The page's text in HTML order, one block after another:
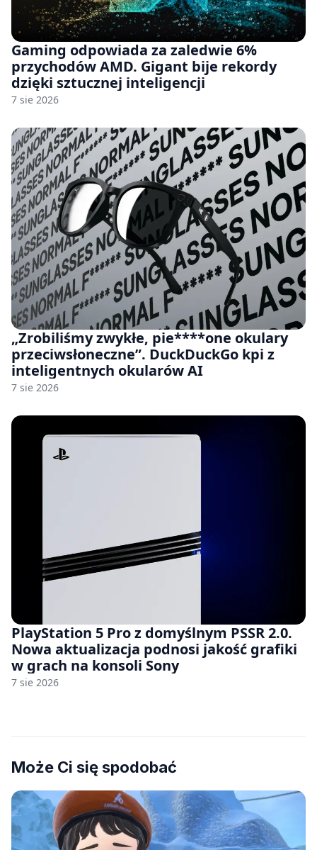
Gaming odpowiada za zaledwie 6%
przychodów AMD. Gigant bije rekordy
dzięki sztucznej inteligencji
7 sie 2026
„Zrobiliśmy zwykłe, pie****one okulary
przeciwsłoneczne”. DuckDuckGo kpi z
inteligentnych okularów AI
7 sie 2026
PlayStation 5 Pro z domyślnym PSSR 2.0.
Nowa aktualizacja podnosi jakość grafiki
w grach na konsoli Sony
7 sie 2026
Może Ci się spodobać